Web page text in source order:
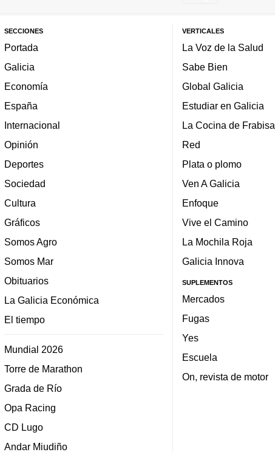
SECCIONES
Portada
Galicia
Economía
España
Internacional
Opinión
Deportes
Sociedad
Cultura
Gráficos
Somos Agro
Somos Mar
Obituarios
La Galicia Económica
El tiempo
Mundial 2026
Torre de Marathon
Grada de Río
Opa Racing
CD Lugo
Andar Miudiño
VERTICALES
La Voz de la Salud
Sabe Bien
Global Galicia
Estudiar en Galicia
La Cocina de Frabisa
Red
Plata o plomo
Ven A Galicia
Enfoque
Vive el Camino
La Mochila Roja
Galicia Innova
SUPLEMENTOS
Mercados
Fugas
Yes
Escuela
On, revista de motor